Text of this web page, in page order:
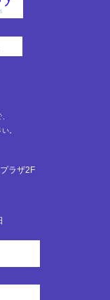
。
ラザ2F